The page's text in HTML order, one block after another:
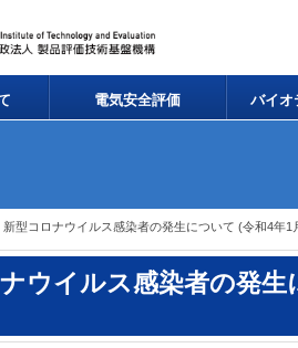
電気安全評価 バイオ
新型コロナウイルス感染者の発生について (令和4年1
ウイルス感染者の発